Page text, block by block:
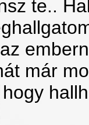
te..
már